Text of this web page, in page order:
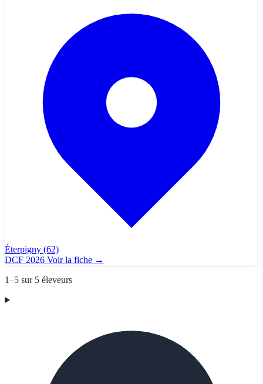
Éterpigny (62)
DCF 2026 Voir la fiche →
1–5 sur 5 éleveurs